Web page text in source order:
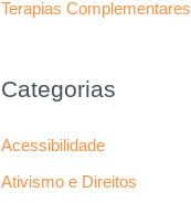
Terapias Complementares
Categorias
Acessibilidade
Ativismo e Direitos